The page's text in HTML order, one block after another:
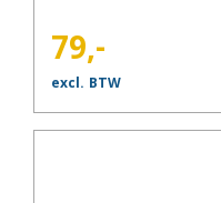
79,-
excl. BTW